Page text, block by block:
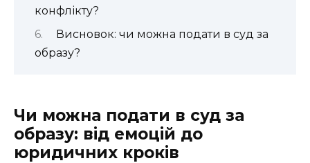
конфлікту?
Висновок: чи можна подати в суд за
образу?
Чи можна подати в суд за
образу: від емоцій до
юридичних кроків